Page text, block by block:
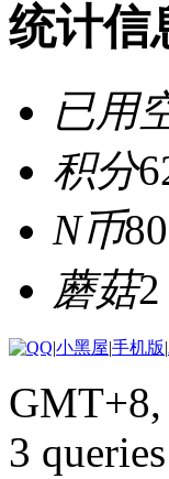
统计信
已用
积分
N币
蘑菇
|小黑屋|手机版|
GMT+8,
3